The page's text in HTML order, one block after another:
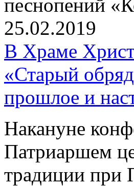
песнопений
25.02.2019
В Храме
«Старый
прошлое и
Накануне
Патриаршем
традиции при